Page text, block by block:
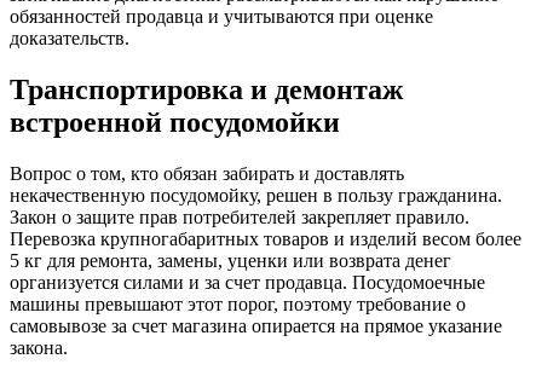
обязанностей продавца и учитываются при оценке
доказательств.
Транспортировка и демонтаж
встроенной посудомойки
Вопрос о том, кто обязан забирать и доставлять
некачественную посудомойку, решен в пользу гражданина.
Закон о защите прав потребителей закрепляет правило.
Перевозка крупногабаритных товаров и изделий весом более
5 кг для ремонта, замены, уценки или возврата денег
организуется силами и за счет продавца. Посудомоечные
машины превышают этот порог, поэтому требование о
самовывозе за счет магазина опирается на прямое указание
закона.